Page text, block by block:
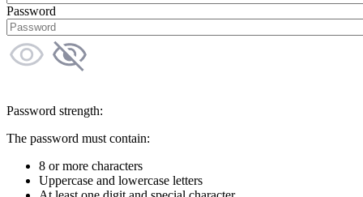
Password
Password strength:
The password must contain:
8 or more characters
Uppercase and lowercase letters